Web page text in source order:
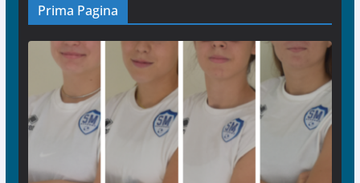
Prima Pagina